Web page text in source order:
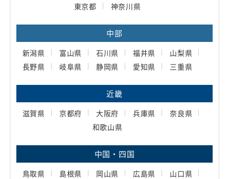
東京都
神奈川県
中部
新潟県 富山県 石川県 福井県
山梨県
長野県
岐阜県 静岡県 愛知県 三重県
近畿
滋賀県 京都府 大阪府 兵庫県
奈良県
和歌山県
中国・四国
鳥取県 島根県 岡山県 広島県
山口県